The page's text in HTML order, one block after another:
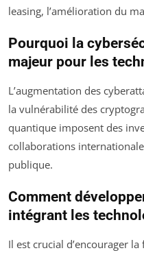
leasing, l’amélioration du
Pourquoi la
majeur pour les
L’augmentation des
la vulnérabilité des
quantique imposent des
collaborations
publique.
Comment
intégrant les
Il est crucial d’encourager